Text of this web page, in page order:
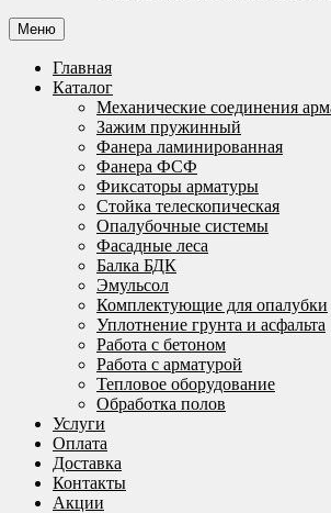
Меню
Главная
Каталог
Механические соединения
Зажим пружинный
Фанера ламинированная
Фанера ФСФ
Фиксаторы арматуры
Стойка телескопическая
Опалубочные системы
Фасадные леса
Балка БДК
Эмульсол
Комплектующие для опалубки
Уплотнение грунта и асфальта
Работа с бетоном
Работа с арматурой
Тепловое оборудование
Обработка полов
Услуги
Оплата
Доставка
Контакты
Акции